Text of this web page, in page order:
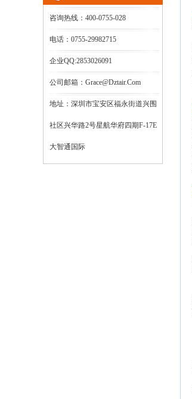
咨询热线：400-0755-028
电话：0755-29982715
企业QQ:2853026091
公司邮箱：grace@dztair.com
地址：深圳市宝安区福永街道兴围
社区兴华路2号星航华府四期F-17E
大智通国际